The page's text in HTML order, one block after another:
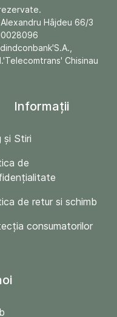
Alexandru Hâjdeu 66/3
Chisinau
Informații
și Stiri
de
de retur si schimb
consumatorilor